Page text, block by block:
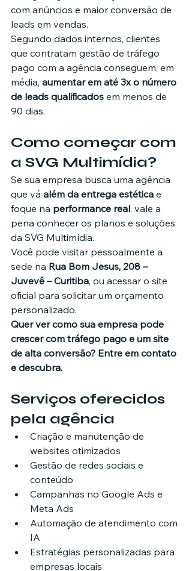
com anúncios e maior conversão de
leads em vendas.
Segundo dados internos, clientes
que contratam gestão de tráfego
pago com a agência conseguem, em
média, aumentar em até 3x o número
de leads qualificados em menos de
90 dias.
Como começar com
a SVG Multimídia?
Se sua empresa busca uma agência
que vá além da entrega estética e
foque na performance real, vale a
pena conhecer os planos e soluções
da SVG Multimídia.
Você pode visitar pessoalmente a
sede na Rua Bom Jesus, 208 –
Juvevê – Curitiba, ou acessar o site
oficial para solicitar um orçamento
personalizado.
Quer ver como sua empresa pode
crescer com tráfego pago e um site
de alta conversão? Entre em contato
e descubra.
Serviços oferecidos
pela agência
Criação e manutenção de
websites otimizados
Gestão de redes sociais e
conteúdo
Campanhas no Google Ads e
Meta Ads
Automação de atendimento com
IA
Estratégias personalizadas para
empresas locais